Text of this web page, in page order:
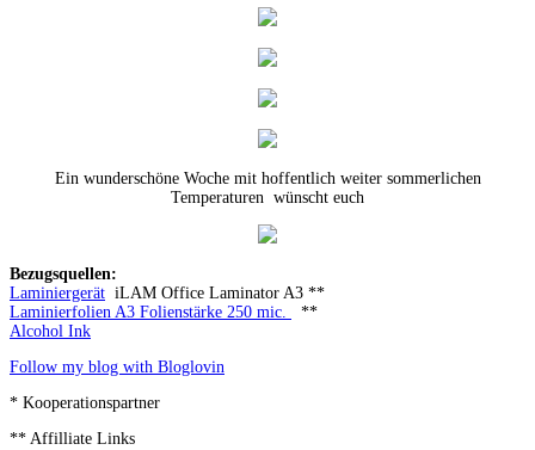
Ein wunderschöne Woche mit hoffentlich weiter sommerlichen
Temperaturen wünscht euch
Bezugsquellen:
Laminiergerät iLAM Office Laminator A3 **
Laminierfolien A3 Folienstärke 250 mic.
**
Alcohol Ink
Follow my blog with Bloglovin
* Kooperationspartner
** Affilliate Links